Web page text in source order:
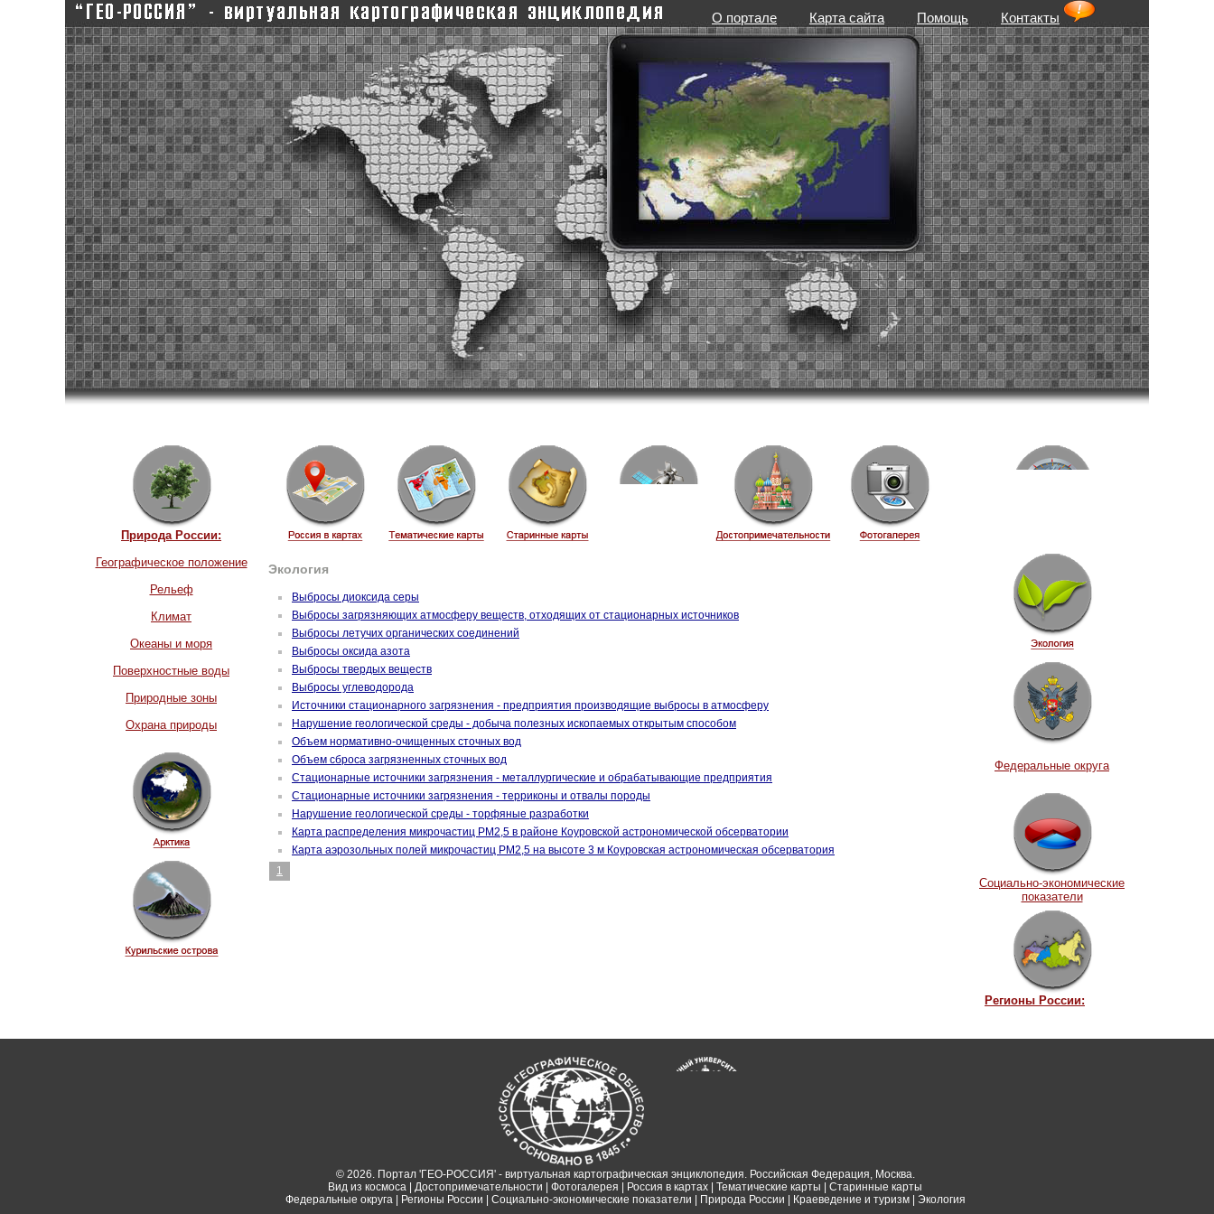
О портале Карта сайта Помощь Контакты
Природа России:
Географическое положение
Рельеф
Климат
Океаны и моря
Поверхностные воды
Природные зоны
Охрана природы
Экология
Выбросы диоксида серы
Выбросы загрязняющих атмосферу веществ, отходящих от стационарных источников
Выбросы летучих органических соединений
Выбросы оксида азота
Выбросы твердых веществ
Выбросы углеводорода
Источники стационарного загрязнения - предприятия производящие выбросы в атмосферу
Нарушение геологической среды - добыча полезных ископаемых открытым способом
Объем нормативно-очищенных сточных вод
Объем сброса загрязненных сточных вод
Стационарные источники загрязнения - металлургические и обрабатывающие предприятия
Стационарные источники загрязнения - терриконы и отвалы породы
Нарушение геологической среды - торфяные разработки
Карта распределения микрочастиц PM2,5 в районе Коуровской астрономической обсерватории
Карта аэрозольных полей микрочастиц РМ2,5 на высоте 3 м Коуровская астрономическая обсерватория
1
Федеральные округа
Социально-экономические
показатели
Регионы России:
© 2026. Портал 'ГЕО-РОССИЯ' - виртуальная картографическая энциклопедия. Российская Федерация, Москва.
Вид из космоса
Достопримечательности Фотогалерея Россия в картах Тематические карты
Старинные карты
Федеральные округа| Регионы России Социально-экономические показатели Природа России Краеведение и туризм| Экология